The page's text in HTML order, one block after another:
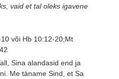
vaid et tal oleks igavene
või Hb 10:12-20;Mt
Sina alandasid end ja
Me täname Sind, et Sa